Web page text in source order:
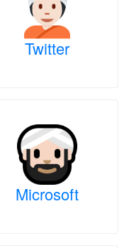
Twitter
Microsoft